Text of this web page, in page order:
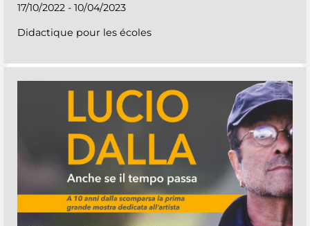
17/10/2022 - 10/04/2023
Didactique pour les écoles